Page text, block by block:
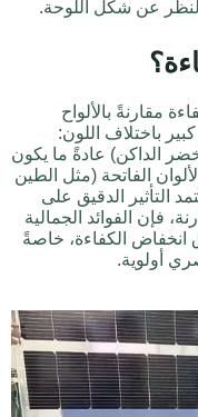
عن شكل اللوحة.
مقارنةً بالألواح
باختلاف اللون:
الداكن) عادةً ما يكون
الفاتحة (مثل الطين
التأثير الدقيق على
فإن الفوائد الجمالية
انخفاض الكفاءة، خاصةً
أولوية.